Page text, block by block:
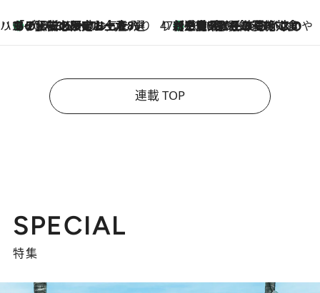
ハワイ賢者 リサのお気に入りリスト2026.8.6
あの伝説の限定トートも！ リニューアルした「ディーン＆デルーカ ハワイ」で必須のお土産8選 47都道府県の手みやげ ひんやりスイーツで夏を満喫
2026.8.6
【三重県】この夏絶対食べたい 冷やしておいしいおやつ3選 お餅×アイスの新感覚スイーツ
連載 TOP
SPECIAL
特集